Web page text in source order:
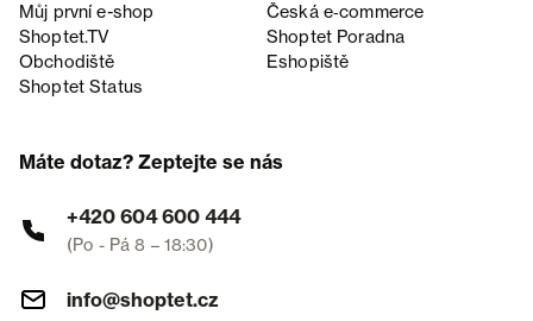
Můj první e-shop
Česká e‑commerce
Shoptet.TV
Shoptet Poradna
Obchodiště
Eshopiště
Shoptet Status
Máte dotaz? Zeptejte se nás
+420 604 600 444
(Po - Pá 8 – 18:30)
info@shoptet.cz